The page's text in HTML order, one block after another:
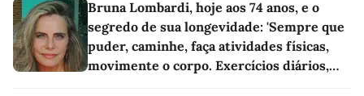
Bruna Lombardi, hoje aos 74 anos, e o
segredo de sua longevidade: 'Sempre que
puder, caminhe, faça atividades físicas,
movimente o corpo. Exercícios diários,